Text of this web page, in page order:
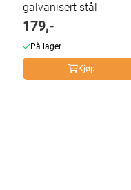
galvanisert stål
179,-
På lager
Kjøp